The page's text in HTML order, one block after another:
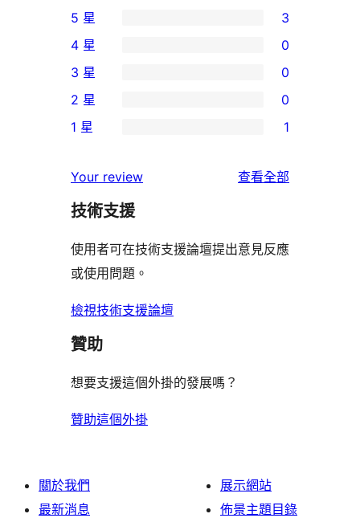
3
個
5
星
使
者
論
5 星 3
個
4
星
用
者
論
4 星 0
0
個
3
使
用
評
論
3 星 0
個
星
使
者
評
論
2 星 0
1
星
用
者
評
1 星 1
Your review 查看全部
評
技術支援
使用者可在技術支援論壇提出意見反應
或使用問題。
檢視技術支援論壇
贊助
想要支援這個外掛的發展嗎？
贊助這個外掛
關於我們
最新消息
展示網站
佈景主題目錄